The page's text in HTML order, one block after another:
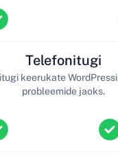
Telefonitugi
keerukate
probleemide jaoks.